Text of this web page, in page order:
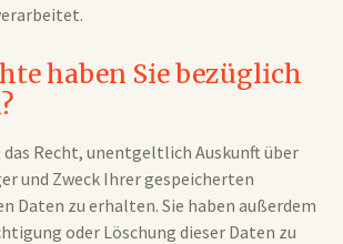
haben Sie bezüglich
das Recht, unentgeltlich Auskunft über
und Zweck Ihrer gespeicherten
Daten zu erhalten. Sie haben außerdem
oder Löschung dieser Daten zu